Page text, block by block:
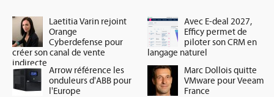
Laetitia Varin rejoint
Orange
Cyberdefense pour
créer son canal de vente
indirecte
Avec E-deal 2027,
Efficy permet de
piloter son CRM en
langage naturel
Arrow référence les
onduleurs d'ABB pour
l'Europe
Marc Dollois quitte
VMware pour Veeam
France